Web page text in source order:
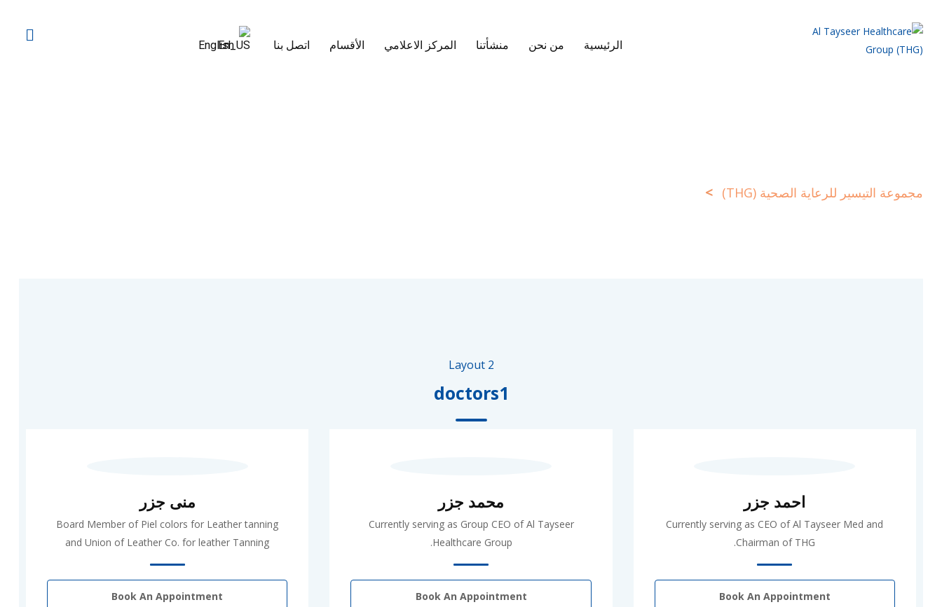
الرئيسية من نحن منشأتنا المركز الاعلامي الأقسام اتصل بنا English
مجموعة التيسير للرعاية الصحية (THG) >
Layout 2
doctors1
احمد جزر
Currently serving as CEO of Al Tayseer Med and
Chairman of THG.
Book An Appointment
محمد جزر
Currently serving as Group CEO of Al Tayseer
Healthcare Group.
Book An Appointment
منى جزر
Board Member of Piel colors for Leather tanning
and Union of Leather Co. for leather Tanning
Book An Appointment